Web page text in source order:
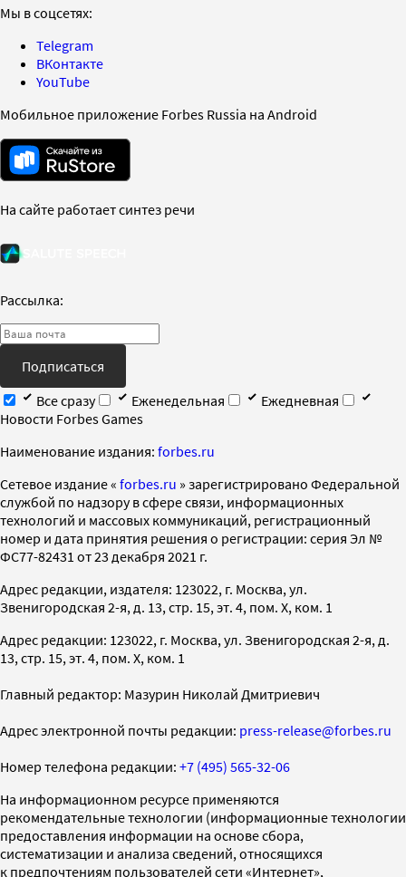
Мы в соцсетях:
Telegram
ВКонтакте
YouTube
Мобильное приложение Forbes Russia на Android
На сайте работает синтез речи
Рассылка:
Подписаться
Все сразу
Еженедельная
Ежедневная
Новости Forbes Games
Наименование издания: forbes.ru
Cетевое издание « forbes.ru » зарегистрировано Федеральной
службой по надзору в сфере связи, информационных
технологий и массовых коммуникаций, регистрационный
номер и дата принятия решения о регистрации: серия Эл №
ФС77-82431 от 23 декабря 2021 г.
Адрес редакции, издателя: 123022, г. Москва, ул.
Звенигородская 2-я, д. 13, стр. 15, эт. 4, пом. X, ком. 1
Адрес редакции: 123022, г. Москва, ул. Звенигородская 2-я, д.
13, стр. 15, эт. 4, пом. X, ком. 1
Главный редактор: Мазурин Николай Дмитриевич
Адрес электронной почты редакции: press-release@forbes.ru
Номер телефона редакции: +7 (495) 565-32-06
На информационном ресурсе применяются
рекомендательные технологии (информационные технологии
предоставления информации на основе сбора,
систематизации и анализа сведений, относящихся
к предпочтениям пользователей сети «Интернет»,